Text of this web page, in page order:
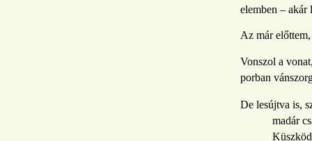
elemben – akár
Az már
Vonszol a
porban
De lesújtva is,
madár